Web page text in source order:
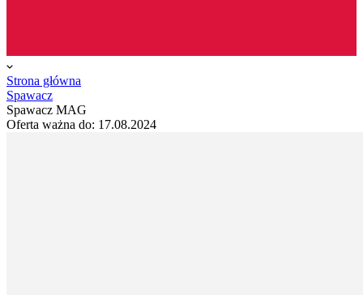
Strona główna
Spawacz
Spawacz MAG
Oferta ważna do: 17.08.2024